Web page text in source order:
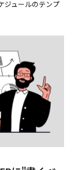
ジュールのテンプ